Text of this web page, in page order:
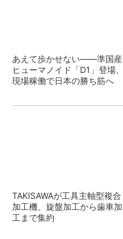
あえて歩かせない――準国産
ヒューマノイド「D1」登場、
現場稼働で日本の勝ち筋へ
TAKISAWAが工具主軸型複合
加工機、旋盤加工から歯車加
工まで集約